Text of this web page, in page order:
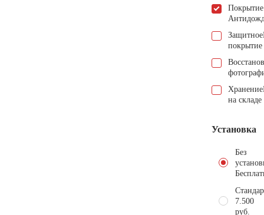
Покрытие
Защитное
покрытие
Хранение
на складе
Установка
Без
7.500
руб.